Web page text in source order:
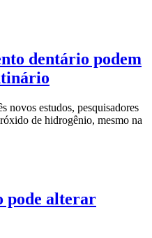
dentário podem
estudos, pesquisadores
de hidrogênio, mesmo na
pode alterar